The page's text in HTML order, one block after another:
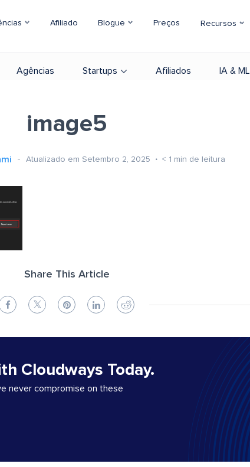
Afiliado Blogue Preços Recursos
Agências Startups Afiliados IA & ML
image5
Atualizado em Setembro 2, 2025 < 1 min de leitura
Share This Article
Cloudways Today.
never compromise on these